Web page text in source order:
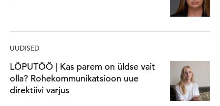
UUDISED
LÕPUTÖÖ | Kas parem on üldse vait
olla? Rohekommunikatsioon uue
direktiivi varjus